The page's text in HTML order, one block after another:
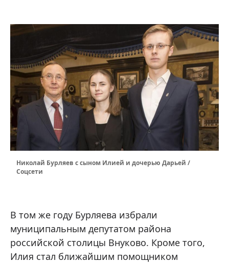
Николай Бурляев с сыном Илией и дочерью Дарьей /
Соцсети
В том же году Бурляева избрали
муниципальным депутатом района
российской столицы Внуково. Кроме того,
Илия стал ближайшим помощником